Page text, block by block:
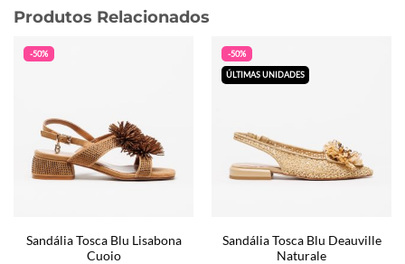
Produtos Relacionados
-50%
Sandália Tosca Blu Lisabona
Cuoio
-50%
ÚLTIMAS UNIDADES
Sandália Tosca Blu Deauville
Naturale